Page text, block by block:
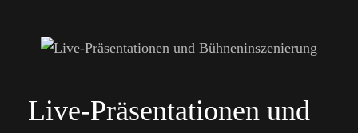
Live-Präsentationen und